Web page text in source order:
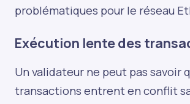
problématiques pour le réseau
Exécution lente des
Un validateur ne peut pas savoir
transactions entrent en conflit